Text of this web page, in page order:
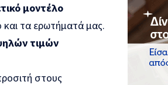
μοντέλο
τα ερωτήματά μας.
τιμών
στους